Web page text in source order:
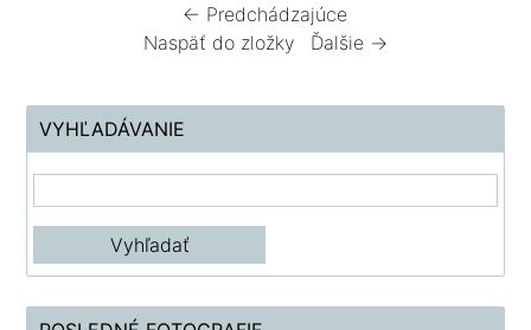
← Predchádzajúce
Naspäť do zložky
Ďalšie →
VYHĽADÁVANIE